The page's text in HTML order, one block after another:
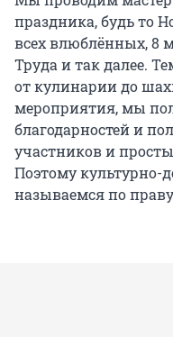
праздника, будь то
всех влюблённых, 8
Труда и так далее.
от кулинарии до
мероприятия, мы
благодарностей и
участников и
Поэтому
называемся по